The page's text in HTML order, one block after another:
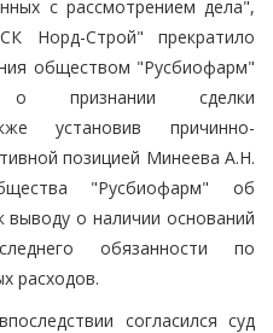
с рассмотрением дела",
Норд-Строй" прекратило
обществом "Русбиофарм"
о признании сделки
установив причинно-
позицией Минеева А.Н.
"Русбиофарм" об
выводу о наличии оснований
обязанности по
расходов.
согласился суд